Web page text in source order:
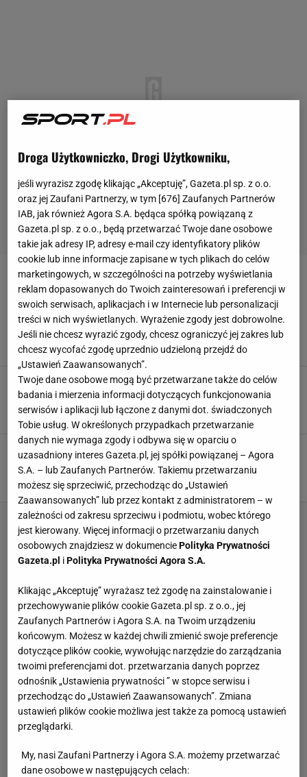
JURGEN CELHAKA
Dwóch piłkarzy na wylocie z Legii. A mieli być
gwiazdami
Hubert Pawlik,8 STYCZNIA 2025, 18:12
Kowalczyk reaguje na to, co zrobiła Legia w
Lidze Konferencji. Zero litości
Hubert Rybkowski,20 GRUDNIA 2024, 18:14
Runjaić zrobił wielkie oczy, gdy rzecznik
przetłumaczył pytanie. "Nie rozumiem"
SUBSKRYPCJA
Droga Użytkowniczko, Drogi Użytkowniku,
jeśli wyrazisz zgodę klikając „Akceptuję”, Gazeta.pl sp. z o.o.
oraz jej Zaufani Partnerzy, w tym [676] Zaufanych Partnerów
IAB, jak również Agora S.A. będąca spółką powiązaną z
Gazeta.pl sp. z o.o., będą przetwarzać Twoje dane osobowe
takie jak adresy IP, adresy e-mail czy identyfikatory plików
cookie lub inne informacje zapisane w tych plikach do celów
marketingowych, w szczególności na potrzeby wyświetlania
reklam dopasowanych do Twoich zainteresowań i preferencji w
swoich serwisach, aplikacjach i w Internecie lub personalizacji
treści w nich wyświetlanych. Wyrażenie zgody jest dobrowolne.
Jeśli nie chcesz wyrazić zgody, chcesz ograniczyć jej zakres lub
chcesz wycofać zgodę uprzednio udzieloną przejdź do
„Ustawień Zaawansowanych”.
Twoje dane osobowe mogą być przetwarzane także do celów
badania i mierzenia informacji dotyczących funkcjonowania
serwisów i aplikacji lub łączone z danymi dot. świadczonych
Tobie usług. W określonych przypadkach przetwarzanie
danych nie wymaga zgody i odbywa się w oparciu o
uzasadniony interes Gazeta.pl, jej spółki powiązanej – Agora
S.A. – lub Zaufanych Partnerów. Takiemu przetwarzaniu
możesz się sprzeciwić, przechodząc do „Ustawień
Zaawansowanych” lub przez kontakt z administratorem – w
zależności od zakresu sprzeciwu i podmiotu, wobec którego
jest kierowany. Więcej informacji o przetwarzaniu danych
osobowych znajdziesz w dokumenciePolityka Prywatności
Gazeta.pl iPolityka Prywatności Agora S.A.
Klikając „Akceptuję” wyrażasz też zgodę na zainstalowanie i
przechowywanie plików cookie Gazeta.pl sp. z o.o., jej
Zaufanych Partnerów i Agora S.A. na Twoim urządzeniu
końcowym. Możesz w każdej chwili zmienić swoje preferencje
dotyczące plików cookie, wywołując narzędzie do zarządzania
twoimi preferencjami dot. przetwarzania danych poprzez
odnośnik „Ustawienia prywatności ” w stopce serwisu i
przechodząc do „Ustawień Zaawansowanych”. Zmiana
ustawień plików cookie możliwa jest także za pomocą ustawień
przeglądarki.
My, nasi Zaufani Partnerzy i Agora S.A. możemy przetwarzać
dane osobowe w następujących celach: